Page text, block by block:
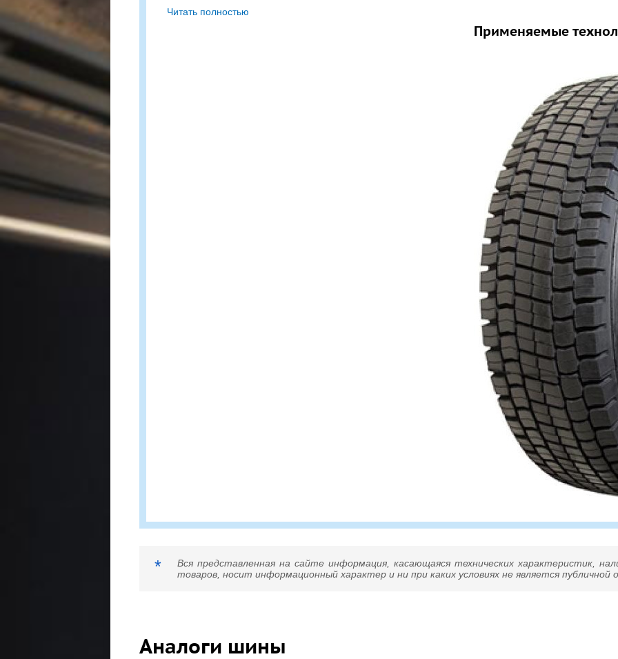
Читать полностью
Применяемые
*
Вся представленная на сайте информация, касающаяся технических характеристик,
товаров, носит информационный характер и ни при каких условиях не является публичной
Аналоги шины